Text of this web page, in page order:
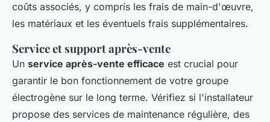
coûts associés, y compris les frais de main-d'œuvre,
les matériaux et les éventuels frais supplémentaires.
Service et support après-vente
Un service après-vente efficace est crucial pour
garantir le bon fonctionnement de votre groupe
électrogène sur le long terme. Vérifiez si l'installateur
propose des services de maintenance régulière, des